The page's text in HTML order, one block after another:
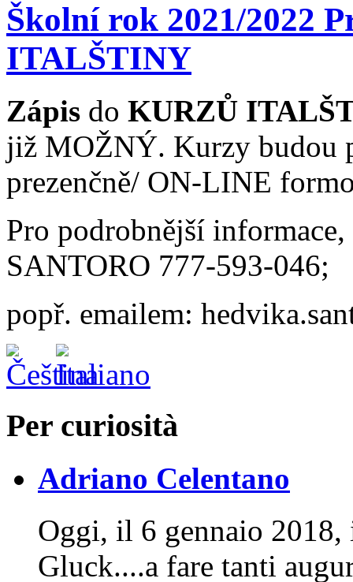
Školní rok 2021/2022
ITALŠTINY
Zápis do KURZŮ
již MOŽNÝ. Kurzy budou
prezenčně/ ON-LINE
Pro podrobnější
SANTORO 777-593-046;
popř. emailem:
Per curiosità
Adriano Celentano
Oggi, il 6 gennaio
Gluck....a fare tanti